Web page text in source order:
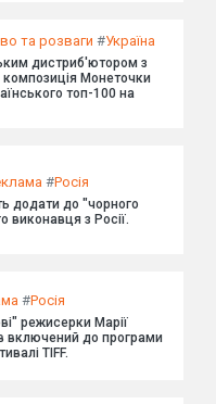
та розваги #Україна
дистриб'ютором з
Монеточки
топ-100 на
#Росія
додати до "чорного
виконавця з Росії.
#Росія
режисерки Марії
включений до програми
TIFF.